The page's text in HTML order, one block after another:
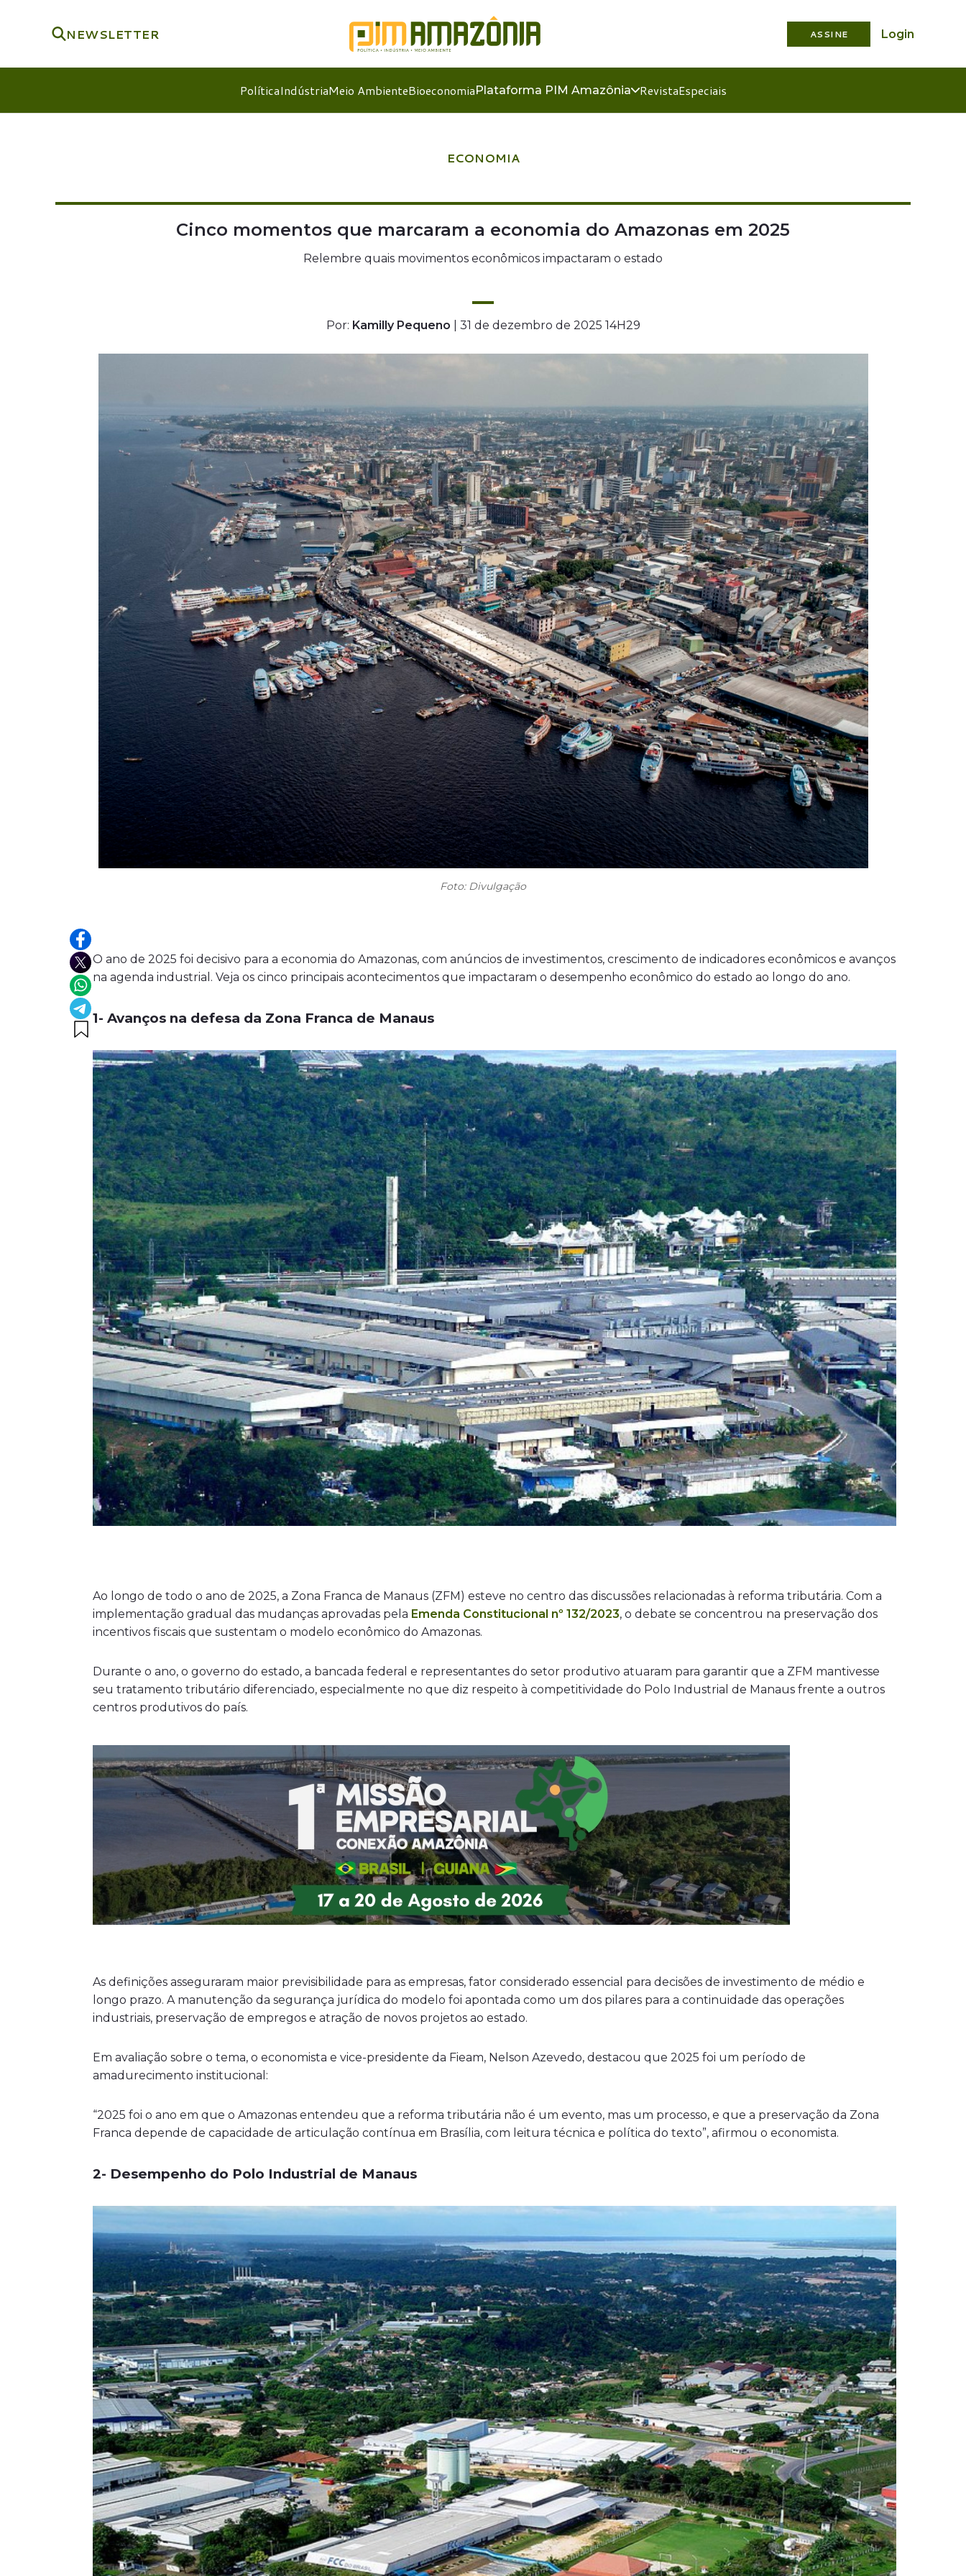
NEWSLETTER ASSINE Login
PolíticaIndústriaMeio AmbienteBioeconomiaPlataforma PIM Amazônia RevistaEspeciais
ECONOMIA
Cinco momentos que marcaram a economia do Amazonas em 2025
Relembre quais movimentos econômicos impactaram o estado
Por: Kamilly Pequeno | 31 de dezembro de 2025 14H29
Foto: Divulgação
O ano de 2025 foi decisivo para a economia do Amazonas, com anúncios de investimentos, crescimento de indicadores econômicos e avanços
na agenda industrial. Veja os cinco principais acontecimentos que impactaram o desempenho econômico do estado ao longo do ano.
1- Avanços na defesa da Zona Franca de Manaus
Ao longo de todo o ano de 2025, a Zona Franca de Manaus (ZFM) esteve no centro das discussões relacionadas à reforma tributária. Com a
implementação gradual das mudanças aprovadas pela Emenda Constitucional nº 132/2023, o debate se concentrou na preservação dos
incentivos fiscais que sustentam o modelo econômico do Amazonas.
Durante o ano, o governo do estado, a bancada federal e representantes do setor produtivo atuaram para garantir que a ZFM mantivesse
seu tratamento tributário diferenciado, especialmente no que diz respeito à competitividade do Polo Industrial de Manaus frente a outros
centros produtivos do país.
As definições asseguraram maior previsibilidade para as empresas, fator considerado essencial para decisões de investimento de médio e
longo prazo. A manutenção da segurança jurídica do modelo foi apontada como um dos pilares para a continuidade das operações
industriais, preservação de empregos e atração de novos projetos ao estado.
Em avaliação sobre o tema, o economista e vice-presidente da Fieam, Nelson Azevedo, destacou que 2025 foi um período de
amadurecimento institucional:
“2025 foi o ano em que o Amazonas entendeu que a reforma tributária não é um evento, mas um processo, e que a preservação da Zona
Franca depende de capacidade de articulação contínua em Brasília, com leitura técnica e política do texto”, afirmou o economista.
2- Desempenho do Polo Industrial de Manaus